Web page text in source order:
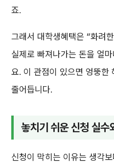
죠.
그래서 대학생혜택은 “화려
실제로 빠져나가는 돈을 얼
요. 이 관점이 있으면 엉뚱한
줄어듭니다.
놓치기 쉬운 신청 실수
신청이 막히는 이유는 생각